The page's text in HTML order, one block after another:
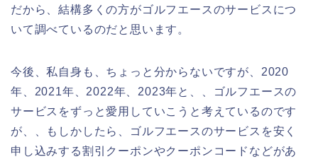
だから、結構多くの方がゴルフエースのサービスにつ
いて調べているのだと思います。
今後、私自身も、ちょっと分からないですが、2020
年、2021年、2022年、2023年と、、ゴルフエースの
サービスをずっと愛用していこうと考えているのです
が、、もしかしたら、ゴルフエースのサービスを安く
申し込みする割引クーポンやクーポンコードなどがあ